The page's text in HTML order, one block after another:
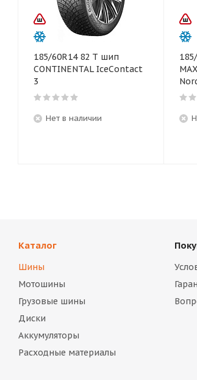
185/60R14 82 T шип
CONTINENTAL IceContact
3
Нет в наличии
Каталог
Шины
Мотошины
Грузовые шины
Диски
Аккумуляторы
Расходные материалы